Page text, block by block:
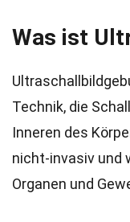
Was ist
Technik, die
Inneren des
nicht-invasiv und
Organen und